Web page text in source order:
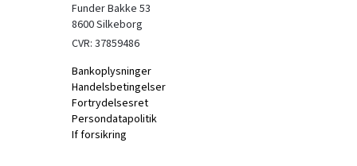
Funder Bakke 53
8600 Silkeborg
CVR: 37859486
Bankoplysninger
Handelsbetingelser
Fortrydelsesret
Persondatapolitik
If forsikring